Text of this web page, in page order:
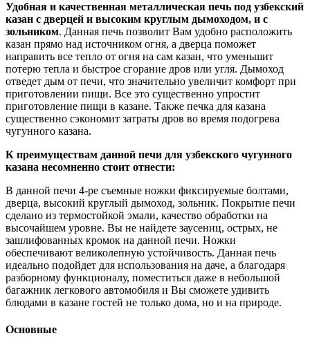
Удобная и качественная металлическая печь под узбекский
казан с дверцей и высоким круглым дымоходом, и с
зольником. Данная печь позволит Вам удобно расположить
казан прямо над источником огня, а дверца поможет
направить все тепло от огня на сам казан, что уменьшит
потерю тепла и быстрое сгорание дров или угля. Дымоход
отведет дым от печи, что значительно увеличит комфорт при
приготовлении пищи. Все это существенно упростит
приготовление пищи в казане. Также печка для казана
существенно сэкономит затраты дров во время подогрева
чугунного казана.
К преимуществам данной печи для узбекского чугунного
казана несомненно стоит отнести:
В данной печи 4-ре съемные ножки фиксируемые болтами,
дверца, высокий круглый дымоход, зольник. Покрытие печи
сделано из термостойкой эмали, качество обработки на
высочайшем уровне. Вы не найдете заусениц, острых, не
зашлифованных кромок на данной печи. Ножки
обеспечивают великолепную устойчивость. Данная печь
идеально подойдет для использования на даче, а благодаря
разборному функционалу, поместиться даже в небольшой
багажник легкового автомобиля и Вы сможете удивить
блюдами в казане гостей не только дома, но и на природе.
Основные